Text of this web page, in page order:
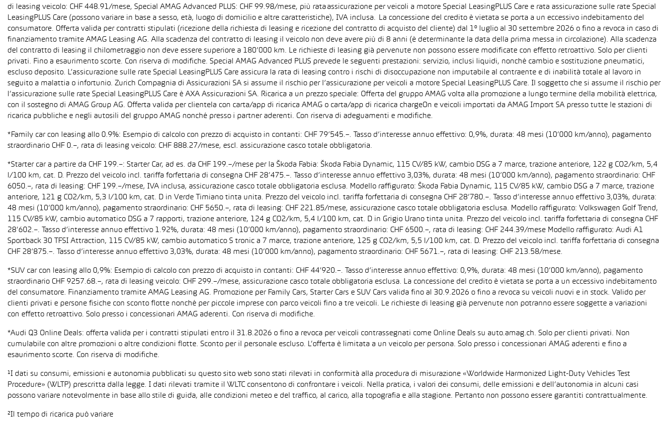
di leasing veicolo: CHF 448.91/mese, Special AMAG Advanced PLUS: CHF 99.98/mese, più rata assicurazione per veicoli a motore Special LeasingPLUS Care e rata assicurazione sulle rate Special
LeasingPLUS Care (possono variare in base a sesso, età, luogo di domicilio e altre caratteristiche), IVA inclusa. La concessione del credito è vietata se porta a un eccessivo indebitamento del
consumatore. Offerta valida per contratti stipulati (ricezione della richiesta di leasing e ricezione del contratto di acquisto del cliente) dal 1° luglio al 30 settembre 2026 o fino a revoca in caso di
finanziamento tramite AMAG Leasing AG. Alla scadenza del contratto di leasing il veicolo non deve avere più di 8 anni (è determinante la data della prima messa in circolazione). Alla scadenza
del contratto di leasing il chilometraggio non deve essere superiore a 180’000 km. Le richieste di leasing già pervenute non possono essere modificate con effetto retroattivo. Solo per clienti
privati. Fino a esaurimento scorte. Con riserva di modifiche. Special AMAG Advanced PLUS prevede le seguenti prestazioni: servizio, inclusi liquidi, nonché cambio e sostituzione pneumatici,
escluso deposito. L’assicurazione sulle rate Special LeasingPLUS Care assicura la rata di leasing contro i rischi di disoccupazione non imputabile al contraente e di inabilità totale al lavoro in
seguito a malattia o infortunio. Zurich Compagnia di Assicurazioni SA si assume il rischio per l’assicurazione per veicoli a motore Special LeasingPLUS Care. Il soggetto che si assume il rischio per
l’assicurazione sulle rate Special LeasingPLUS Care è AXA Assicurazioni SA. Ricarica a un prezzo speciale: Offerta del gruppo AMAG volta alla promozione a lungo termine della mobilità elettrica,
con il sostegno di AMAG Group AG. Offerta valida per clientela con carta/app di ricarica AMAG o carta/app di ricarica chargeOn e veicoli importati da AMAG Import SA presso tutte le stazioni di
ricarica pubbliche e negli autosili del gruppo AMAG nonché presso i partner aderenti. Con riserva di adeguamenti e modifiche.
*Family car con leasing allo 0.9%: Esempio di calcolo con prezzo di acquisto in contanti: CHF 79’545.–. Tasso d’interesse annuo effettivo: 0,9%, durata: 48 mesi (10’000 km/anno), pagamento
straordinario CHF 0.–, rata di leasing veicolo: CHF 888.27/mese, escl. assicurazione casco totale obbligatoria.
*Starter car a partire da CHF 199.–: Starter Car, ad es. da CHF 199.–/mese per la Škoda Fabia: Škoda Fabia Dynamic, 115 CV/85 kW, cambio DSG a 7 marce, trazione anteriore, 122 g CO2/km, 5,4
l/100 km, cat. D. Prezzo del veicolo incl. tariffa forfettaria di consegna CHF 28’475.–. Tasso d’interesse annuo effettivo 3,03%, durata: 48 mesi (10’000 km/anno), pagamento straordinario: CHF
6050.–, rata di leasing: CHF 199.–/mese, IVA inclusa, assicurazione casco totale obbligatoria esclusa. Modello raffigurato: Škoda Fabia Dynamic, 115 CV/85 kW, cambio DSG a 7 marce, trazione
anteriore, 121 g CO2/km, 5,3 l/100 km, cat. D in Verde Timiano tinta unita. Prezzo del veicolo incl. tariffa forfettaria di consegna CHF 28’780.–. Tasso d’interesse annuo effettivo 3,03%, durata:
48 mesi (10’000 km/anno), pagamento straordinario: CHF 5650.–, rata di leasing: CHF 221.85/mese, assicurazione casco totale obbligatoria esclusa. Modello raffigurato: Volkswagen Golf Trend,
115 CV/85 kW, cambio automatico DSG a 7 rapporti, trazione anteriore, 124 g CO2/km, 5,4 l/100 km, cat. D in Grigio Urano tinta unita. Prezzo del veicolo incl. tariffa forfettaria di consegna CHF
28’602.–. Tasso d’interesse annuo effettivo 1.92%, durata: 48 mesi (10’000 km/anno), pagamento straordinario: CHF 6500.–, rata di leasing: CHF 244.39/mese Modello raffigurato: Audi A1
Sportback 30 TFSI Attraction, 115 CV/85 kW, cambio automatico S tronic a 7 marce, trazione anteriore, 125 g CO2/km, 5,5 l/100 km, cat. D. Prezzo del veicolo incl. tariffa forfettaria di consegna
CHF 28’875.–. Tasso d’interesse annuo effettivo 3,03%, durata: 48 mesi (10’000 km/anno), pagamento straordinario: CHF 5671.–, rata di leasing: CHF 213.58/mese.
*SUV car con leasing allo 0,9%: Esempio di calcolo con prezzo di acquisto in contanti: CHF 44’920.–. Tasso d’interesse annuo effettivo: 0,9%, durata: 48 mesi (10’000 km/anno), pagamento
straordinario CHF 9257.68.–, rata di leasing veicolo: CHF 299.–/mese, assicurazione casco totale obbligatoria esclusa. La concessione del credito è vietata se porta a un eccessivo indebitamento
del consumatore. Finanziamento tramite AMAG Leasing AG. Promozione per Family Cars, Starter Cars e SUV Cars valida fino al 30.9.2026 o fino a revoca su veicoli nuovi e in stock. Valido per
clienti privati e persone fisiche con sconto flotte nonché per piccole imprese con parco veicoli fino a tre veicoli. Le richieste di leasing già pervenute non potranno essere soggette a variazioni
con effetto retroattivo. Solo presso i concessionari AMAG aderenti. Con riserva di modifiche.
*Audi Q3 Online Deals: offerta valida per i contratti stipulati entro il 31.8.2026 o fino a revoca per veicoli contrassegnati come Online Deals su auto.amag.ch. Solo per clienti privati. Non
cumulabile con altre promozioni o altre condizioni flotte. Sconto per il personale escluso. L’offerta è limitata a un veicolo per persona. Solo presso i concessionari AMAG aderenti e fino a
esaurimento scorte. Con riserva di modifiche.
¹I dati su consumi, emissioni e autonomia pubblicati su questo sito web sono stati rilevati in conformità alla procedura di misurazione «Worldwide Harmonized Light-Duty Vehicles Test
Procedure» (WLTP) prescritta dalla legge. I dati rilevati tramite il WLTC consentono di confrontare i veicoli. Nella pratica, i valori dei consumi, delle emissioni e dell’autonomia in alcuni casi
possono variare notevolmente in base allo stile di guida, alle condizioni meteo e del traffico, al carico, alla topografia e alla stagione. Pertanto non possono essere garantiti contrattualmente.
²Il tempo di ricarica può variare